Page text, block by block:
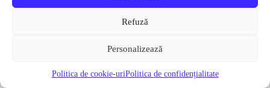
Refuză
Personalizează
Politica de cookie-uriPolitica de confidențialitate